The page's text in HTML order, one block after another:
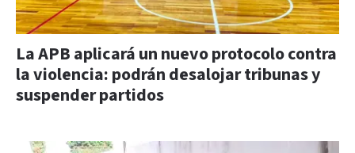
La APB aplicará un nuevo protocolo contra
la violencia: podrán desalojar tribunas y
suspender partidos